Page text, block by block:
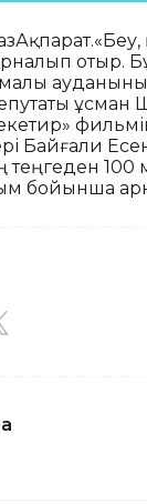
отыр.
Байғали
теңгеден
бойынша